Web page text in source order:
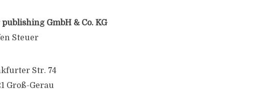
GmbH & Co. KG
Steuer
Str. 74
Groß-Gerau